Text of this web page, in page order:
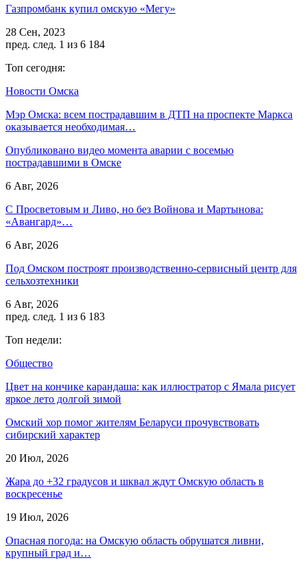
Газпромбанк купил омскую «Мегу»
28 Сен, 2023
пред. след. 1 из 6 184
Топ сегодня:
Новости Омска
Мэр Омска: всем пострадавшим в ДТП на проспекте Маркса
оказывается необходимая…
Опубликовано видео момента аварии с восемью
пострадавшими в Омске
6 Авг, 2026
С Просветовым и Ливо, но без Войнова и Мартынова:
«Авангард»…
6 Авг, 2026
Под Омском построят производственно-сервисный центр для
сельхозтехники
6 Авг, 2026
пред. след. 1 из 6 183
Топ недели:
Общество
Цвет на кончике карандаша: как иллюстратор с Ямала рисует
яркое лето долгой зимой
Омский хор помог жителям Беларуси прочувствовать
сибирский характер
20 Июл, 2026
Жара до +32 градусов и шквал ждут Омскую область в
воскресенье
19 Июл, 2026
Опасная погода: на Омскую область обрушатся ливни,
крупный град и…